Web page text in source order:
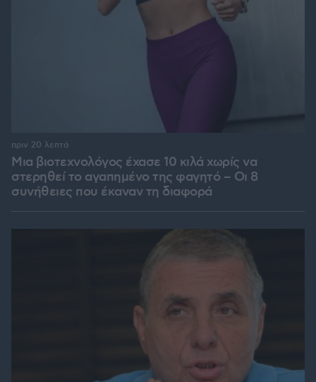
Μια βιοτεχνολόγος έχασε 10 κιλά χωρίς να
στερηθεί το αγαπημένο της φαγητό – Οι 8
συνήθειες που έκαναν τη διαφορά
πριν 20 λεπτά